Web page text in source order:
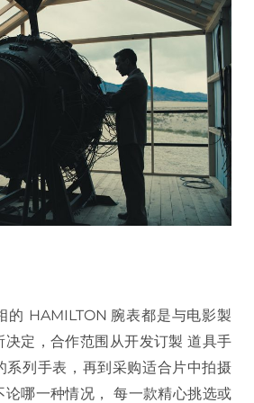
的 HAMILTON 腕表都是与电影製
决定，合作范围从开发订製 道具手
系列手表，再到采购适合片中拍摄
论哪一种情况， 每一款精心挑选或